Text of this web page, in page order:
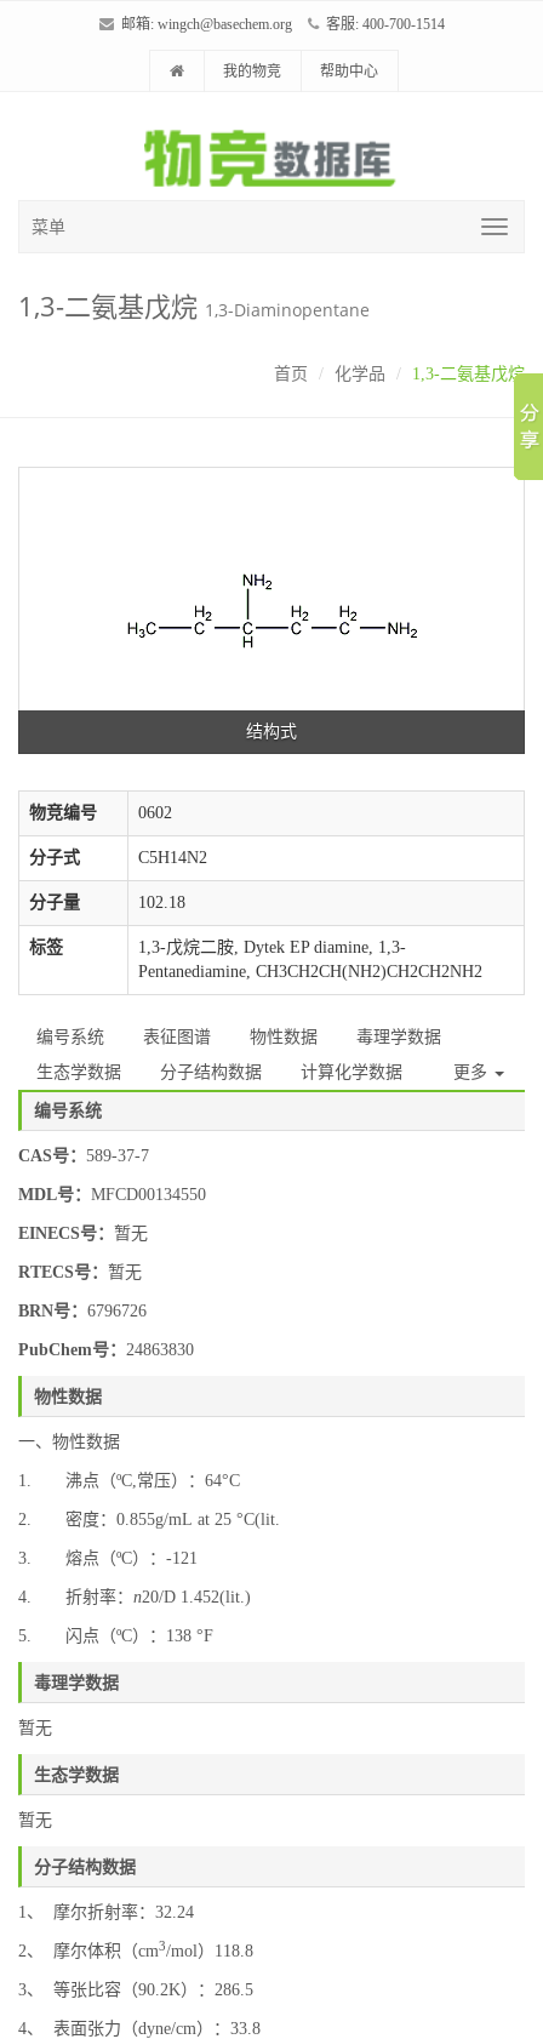
邮箱: wingch@basechem.org 客服: 400-700-1514
我的物竞 帮助中心
菜单
1,3-二氨基戊烷 1,3-Diaminopentane
首页 化学品 1,3-二氨基戊烷
结构式
物竞编号 0602
分子式 C5H14N2
分子量 102.18
标签
1,3-戊烷二胺, Dytek EP diamine, 1,3-
Pentanediamine, CH3CH2CH(NH2)CH2CH2NH2
编号系统 表征图谱 物性数据
毒理学数据
生态学数据
分子结构数据 计算化学数据 更多
编号系统
CAS号： 589-37-7
MDL号： MFCD00134550
EINECS号： 暂无
RTECS号： 暂无
BRN号： 6796726
PubChem号： 24863830
物性数据
一、物性数据
1. 沸点（ºC,常压）：64°C
2. 密度：0.855g/mL at 25 °C(lit.
3. 熔点（ºC）：-121
4. 折射率： n20/D 1.452(lit.)
5. 闪点（ºC）：138 °F
毒理学数据
暂无
生态学数据
暂无
分子结构数据
1、 摩尔折射率：32.24
2、 摩尔体积（cm3/mol）118.8
3、 等张比容（90.2K）：286.5
4、 表面张力（dyne/cm）：33.8